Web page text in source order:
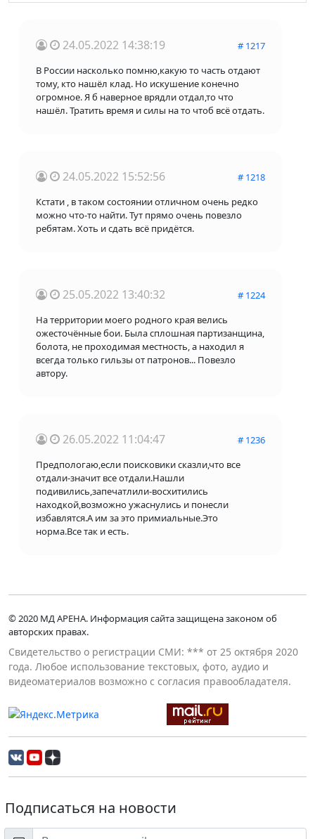
# 1217
24.05.2022 14:38:19
В России насколько помню,какую то часть отдают
тому, кто нашёл клад. Но искушение конечно
огромное. Я б наверное врядли отдал,то что
нашёл. Тратить время и силы на то чтоб всё отдать.
# 1218
24.05.2022 15:52:56
Кстати , в таком состоянии отличном очень редко
можно что-то найти. Тут прямо очень повезло
ребятам. Хоть и сдать всё придётся.
# 1224
25.05.2022 13:40:32
На территории моего родного края велись
ожесточённые бои. Была сплошная партизанщина,
болота, не проходимая местность, а находил я
всегда только гильзы от патронов... Повезло
автору.
# 1236
26.05.2022 11:04:47
Предпологаю,если поисковики сказли,что все
отдали-значит все отдали.Нашли
подивились,запечатлили-восхитились
находкой,возможно ужаснулись и понесли
избавлятся.А им за это примиальные.Это
норма.Все так и есть.
© 2020 МД АРЕНА. Информация сайта защищена законом об
авторских правах.
Свидетельство о регистрации СМИ: *** от 25 октября 2020
года. Любое использование текстовых, фото, аудио и
видеоматериалов возможно с согласия правообладателя.
Подписаться на новости